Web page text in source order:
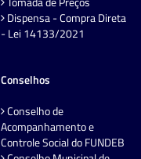
Dispensa - Compra Direta
- Lei 14133/2021
Conselhos
Conselho de
Acompanhamento e
Controle Social do FUNDEB